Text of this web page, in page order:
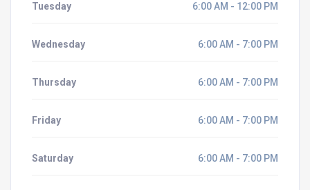
Tuesday 6:00 AM - 12:00 PM
Wednesday 6:00 AM - 7:00 PM
Thursday 6:00 AM - 7:00 PM
Friday 6:00 AM - 7:00 PM
Saturday 6:00 AM - 7:00 PM